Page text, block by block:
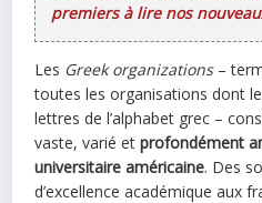
premiers à lire nos
Les Greek organizations–
toutes les organisations dont
lettres de l’alphabet grec –
vaste, varié etprofondément
universitaire américaine. Des
d’excellence académique aux